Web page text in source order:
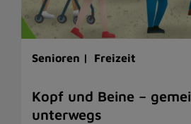
Senioren | Freizeit
Kopf und Beine –
unterwegs